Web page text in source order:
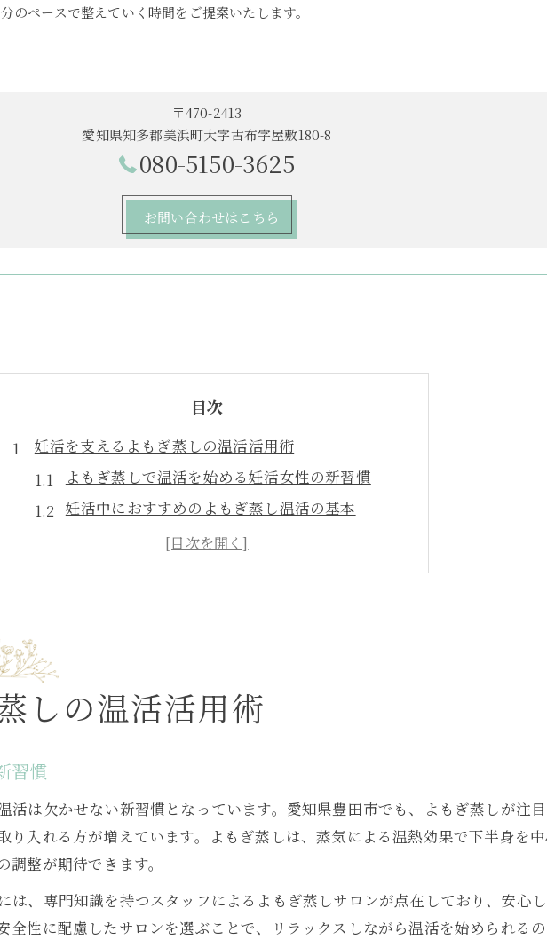
のペースで整えていく時間をご提案いたします。
〒470-2413
愛知県知多郡美浜町大字古布字屋敷180-8
080-5150-3625
お問い合わせはこちら
目次
妊活を支えるよもぎ蒸しの温活活用術
よもぎ蒸しで温活を始める妊活女性の新習慣
妊活中におすすめのよもぎ蒸し温活の基本
よもぎ蒸しの特徴と妊活サポートのポイント
よもぎ蒸し温活で体を整える妊活の秘訣
妊活によもぎ蒸しが選ばれる体質改善効果とは
よもぎ蒸しの温熱作用が妊活に与える影響
豊田市で注目のよもぎ蒸し妊活サポート
よもぎ蒸しで始める妊活サポートの新常識
よもぎ蒸し妊活サロン選びの大切なポイント
しの温活活用術
習慣
活は欠かせない新習慣となっています。愛知県豊田市でも、よもぎ蒸しが注
り入れる方が増えています。よもぎ蒸しは、蒸気による温熱効果で下半身を
整が期待できます。
は、専門知識を持つスタッフによるよもぎ蒸しサロンが点在しており、安心
性に配慮したサロンを選ぶことで、リラックスしながら温活を始められるの